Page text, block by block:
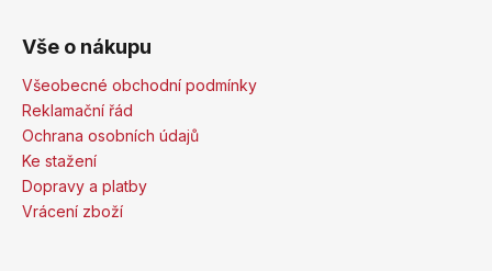
Vše o nákupu
Všeobecné obchodní podmínky
Reklamační řád
Ochrana osobních údajů
Ke stažení
Dopravy a platby
Vrácení zboží